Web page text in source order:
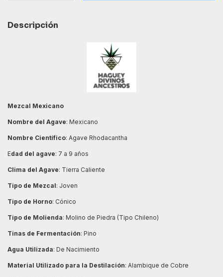
Descripción
Mezcal Mexicano
Nombre del Agave: Mexicano
Nombre Científico: Agave Rhodacantha
Edad del agave: 7 a 9 años
Clima del Agave: Tierra Caliente
Tipo de Mezcal: Joven
Tipo de Horno: Cónico
Tipo de Molienda: Molino de Piedra (Tipo Chileno)
Tinas de Fermentación: Pino
Agua Utilizada: De Nacimiento
Material Utilizado para la Destilación: Alambique de Cobre